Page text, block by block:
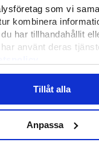
som vi
kombinera
har tillhandahållit
använt deras
Cookies
Tillåt alla
Anpassa
insikter
ni inom
till varandra
på att ni
om vad som
eller